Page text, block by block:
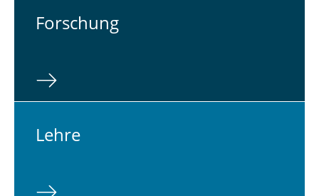
For­schung
Lehre